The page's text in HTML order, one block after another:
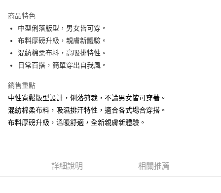
Apple Pay
街口支付
悠遊付
運送方式
全家取貨付款
免運費
商品特色
中型俐落版型，男女皆可穿。
布料厚磅升級，親膚新體驗。
混紡棉柔布料，高吸排特性。
日常百搭，簡單穿出自我風。
銷售重點
中性寬鬆版型設計，俐落剪裁，不論男女皆可穿著。
混紡棉柔布料，吸濕排汗特性，適合各式場合穿搭。
布料厚磅升級，溫暖舒適，全新親膚新體驗。
詳細說明 相關推薦